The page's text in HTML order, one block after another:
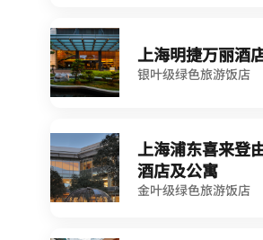
上海明捷万丽酒
银叶级绿色旅游饭店
上海浦东喜来登
酒店及公寓
金叶级绿色旅游饭店